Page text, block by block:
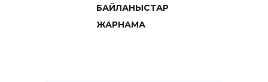
БАЙЛАНЫСТАР
ЖАРНАМА